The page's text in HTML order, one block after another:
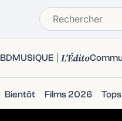
BDMUSIQUE L'Édito
Bientôt Films 2026 Tops